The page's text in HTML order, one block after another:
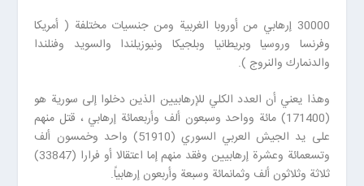
30000 إرهابي من أوروبا الغربية ومن جنسيات مختلفة ( أمريكا
وفرنسا وروسيا وبريطانيا وبلجيكا ونيوزيلندا والسويد وفنلندا
والدنمارك والنروج ).
وهذا يعني أن العدد الكلي للإرهابيين الذين دخلوا إلى سورية هو
(171400) مائة وواحد وسبعون ألف وأربعمائة إرهابي ، قتل منهم
على يد الجيش العربي السوري (51910) واحد وخمسون ألف
وتسعمائة وعشرة إرهابيين وفقد منهم إما اعتقالا أو فرارا (33847)
ثلاثة وثلاثون ألف وثمانمائة وسبعة وأربعون إرهابياً.